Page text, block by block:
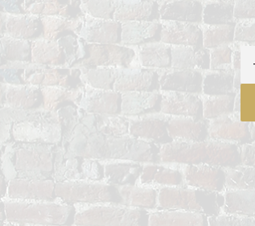
SLAGROOMTAARTEN
CRÈME AU BEURE
TAARTEN
MOKKA TAARTEN